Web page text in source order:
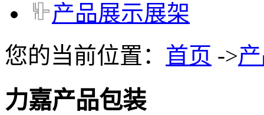
产品展示展架
您的当前位置： 首页 ->
力嘉产品包装